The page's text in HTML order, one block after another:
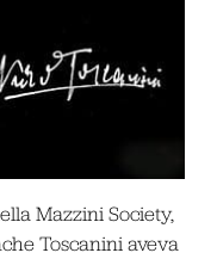
Mazzini Society,
Toscanini aveva